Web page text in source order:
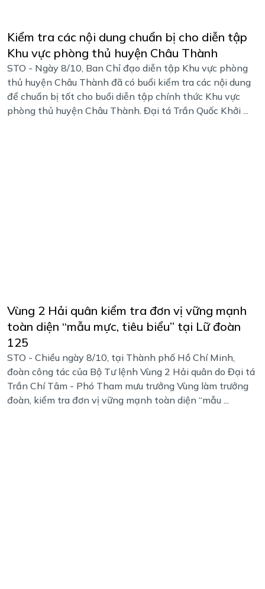
Kiểm tra các nội dung chuẩn bị cho diễn tập
Khu vực phòng thủ huyện Châu Thành
STO - Ngày 8/10, Ban Chỉ đạo diễn tập Khu vực phòng
thủ huyện Châu Thành đã có buổi kiểm tra các nội dung
để chuẩn bị tốt cho buổi diễn tập chính thức Khu vực
phòng thủ huyện Châu Thành. Đại tá Trần Quốc Khởi ...
Vùng 2 Hải quân kiểm tra đơn vị vững mạnh
toàn diện “mẫu mực, tiêu biểu” tại Lữ đoàn
125
STO - Chiều ngày 8/10, tại Thành phố Hồ Chí Minh,
đoàn công tác của Bộ Tư lệnh Vùng 2 Hải quân do Đại tá
Trần Chí Tâm - Phó Tham mưu trưởng Vùng làm trưởng
đoàn, kiểm tra đơn vị vững mạnh toàn diện “mẫu ...